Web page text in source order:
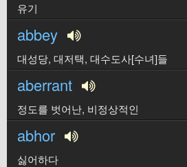
유기
abbey
대성당, 대저택, 대수도사[수녀]들
aberrant
정도를 벗어난, 비정상적인
abhor
싫어하다